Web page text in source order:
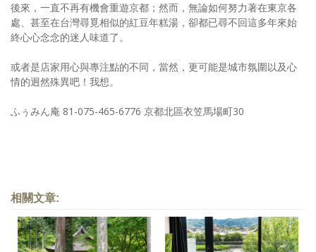
後來，一直不再有機會重遊京都；然而，無論如何努力著在東京各
處、甚至在台灣尋覓相似的紅豆年糕湯，卻都已尋不回這多年來始
終心心念念的迷人味道了。
或者是店家用心與專注點的不同，當然，更可能是城市氛圍以及心
情的迥然殊異吧！我想。
ふぅみん庵 81-075-465-6776 京都北區衣笠馬場町30
相關文章: